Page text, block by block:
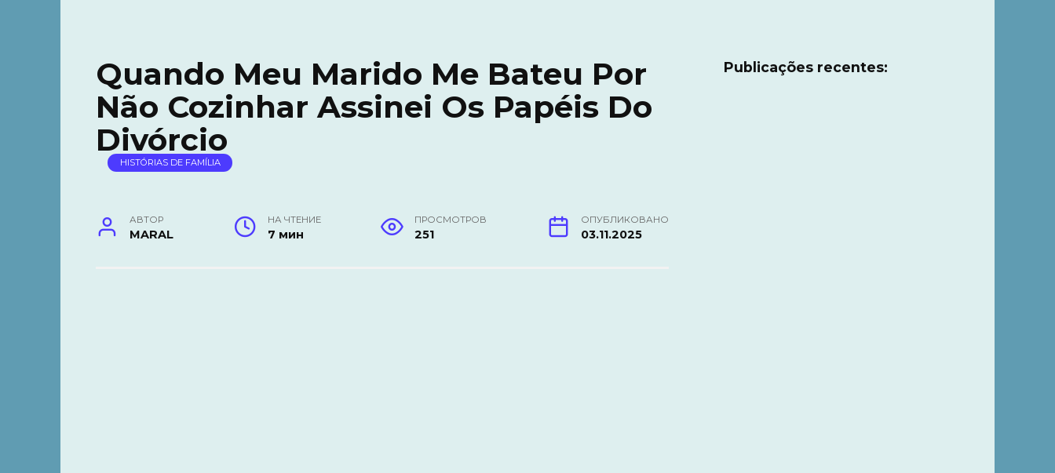
Quando Meu Marido Me Bateu Por
Não Cozinhar Assinei Os Papéis Do
Divórcio
HISTÓRIAS DE FAMÍLIA
АВТОР
MARAL
НА ЧТЕНИЕ
7 мин
ПРОСМОТРОВ
251
ОПУБЛИКОВАНО
03.11.2025
Publicações recentes: